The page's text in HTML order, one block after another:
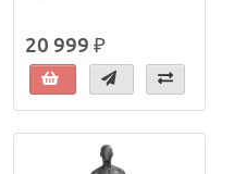
20 999 ₽